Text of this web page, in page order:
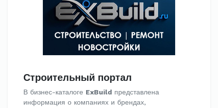
Строительный портал
В бизнес-каталоге ExBuild представлена
информация о компаниях и брендах,